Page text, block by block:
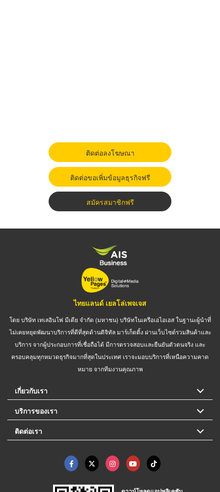
ติดต่อลงโฆษณา
ติดต่อขอเพิ่มข้อมูลธุรกิจฟรี
สมัครสมาชิกฟรี
ไทยแลนด์ เยลโล่เพจเจส
โดย บริษัท เทเลอินโฟ มีเดีย จำกัด (มหาชน) บริษัทในเครือเอไอเอส ในฐานะผู้นำที่
ไม่เคยหยุดพัฒนาบริการที่ดีที่สุดด้านดิจิทัล มาร์เก็ตติ้ง ผ่านเว็บไซต์รวมสินค้าและ
บริการ จากผู้ประกอบการที่เชื่อถือได้ มีการตรวจสอบและยืนยันตัวตนจริง และ
ครอบคลุมทุกหมวดธุรกิจมากที่สุดในประเทศ เราจะมอบบริการที่เหนือความคาด
หมาย จากทีมงานคุณภาพ
เกี่ยวกับเรา
บริการของเรา
ติดต่อเรา